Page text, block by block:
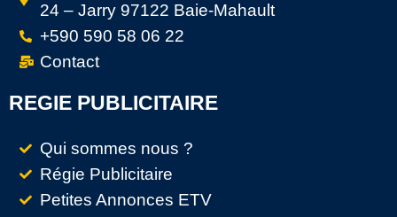
24 – Jarry 97122 Baie-Mahault
+590 590 58 06 22
Contact
REGIE PUBLICITAIRE
Qui sommes nous ?
Régie Publicitaire
Petites Annonces ETV